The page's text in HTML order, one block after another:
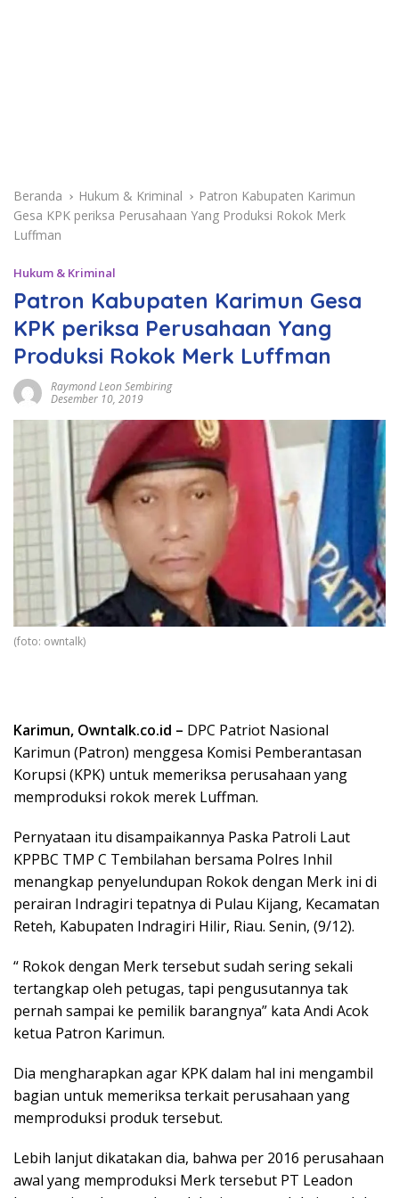
Beranda Hukum & Kriminal
Patron Kabupaten Karimun
Gesa KPK periksa Perusahaan Yang Produksi Rokok Merk
Luffman
Hukum & Kriminal
Patron Kabupaten Karimun Gesa
KPK periksa Perusahaan Yang
Produksi Rokok Merk Luffman
Raymond Leon Sembiring
Desember 10, 2019
(foto: owntalk)
Karimun, Owntalk.co.id – DPC Patriot Nasional
Karimun (Patron) menggesa Komisi Pemberantasan
Korupsi (KPK) untuk memeriksa perusahaan yang
memproduksi rokok merek Luffman.
Pernyataan itu disampaikannya Paska Patroli Laut
KPPBC TMP C Tembilahan bersama Polres Inhil
menangkap penyelundupan Rokok dengan Merk ini di
perairan Indragiri tepatnya di Pulau Kijang, Kecamatan
Reteh, Kabupaten Indragiri Hilir, Riau. Senin, (9/12).
“ Rokok dengan Merk tersebut sudah sering sekali
tertangkap oleh petugas, tapi pengusutannya tak
pernah sampai ke pemilik barangnya” kata Andi Acok
ketua Patron Karimun.
Dia mengharapkan agar KPK dalam hal ini mengambil
bagian untuk memeriksa terkait perusahaan yang
memproduksi produk tersebut.
Lebih lanjut dikatakan dia, bahwa per 2016 perusahaan
awal yang memproduksi Merk tersebut PT Leadon